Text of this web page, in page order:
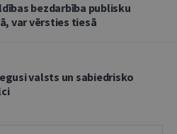
bezdarbība publisku
var vērsties tiesā
valsts un sabiedrisko